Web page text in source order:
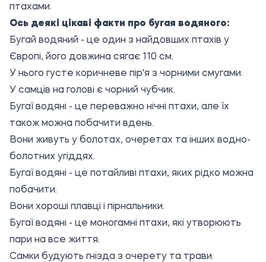
птахами.
Ось деякі цікаві факти про бугая водяного:
Бугай водяний - це один з найдовших птахів у
Європі, його довжина сягає 110 см.
У нього густе коричневе пір'я з чорними смугами.
У самців на голові є чорний чубчик.
Бугаї водяні - це переважно нічні птахи, але їх
також можна побачити вдень.
Вони живуть у болотах, очеретах та інших водно-
болотних угіддях.
Бугаї водяні - це потайливі птахи, яких рідко можна
побачити.
Вони хороші плавці і пірнальники.
Бугаї водяні - це моногамні птахи, які утворюють
пари на все життя.
Самки будують гнізда з очерету та трави.